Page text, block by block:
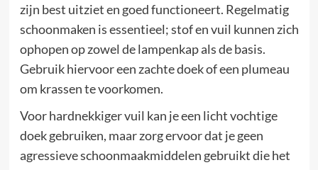
zijn best uitziet en goed functioneert. Regelmatig
schoonmaken is essentieel; stof en vuil kunnen zich
ophopen op zowel de lampenkap als de basis.
Gebruik hiervoor een zachte doek of een plumeau
om krassen te voorkomen.
Voor hardnekkiger vuil kan je een licht vochtige
doek gebruiken, maar zorg ervoor dat je geen
agressieve schoonmaakmiddelen gebruikt die het